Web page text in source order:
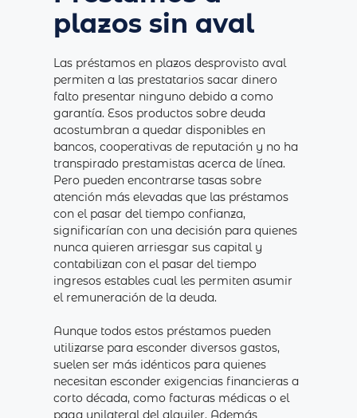
plazos sin aval
Las préstamos en plazos desprovisto aval
permiten a las prestatarios sacar dinero
falto presentar ninguno debido a como
garantía. Esos productos sobre deuda
acostumbran a quedar disponibles en
bancos, cooperativas de reputación y no ha
transpirado prestamistas acerca de línea.
Pero pueden encontrarse tasas sobre
atención más elevadas que las préstamos
con el pasar del tiempo confianza,
significarían con una decisión para quienes
nunca quieren arriesgar sus capital y
contabilizan con el pasar del tiempo
ingresos estables cual les permiten asumir
el remuneración de la deuda.
Aunque todos estos préstamos pueden
utilizarse para esconder diversos gastos,
suelen ser más idénticos para quienes
necesitan esconder exigencias financieras a
corto década, como facturas médicas o el
paga unilateral del alquiler. Además